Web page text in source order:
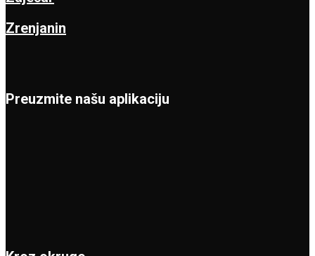
Zrenjanin
Preuzmite našu aplikaciju